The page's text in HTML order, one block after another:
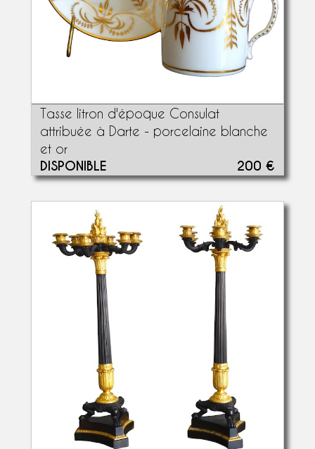
Tasse litron d'époque Consulat
attribuée à Darte - porcelaine blanche
et or
DISPONIBLE 200 €